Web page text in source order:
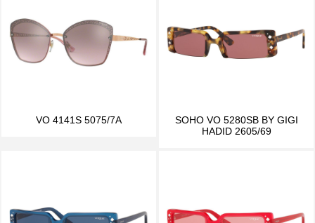
VO 4141S 5075/7A
SOHO VO 5280SB BY GIGI
HADID 2605/69